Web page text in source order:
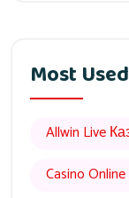
Most
Allwin Live
Casino Online